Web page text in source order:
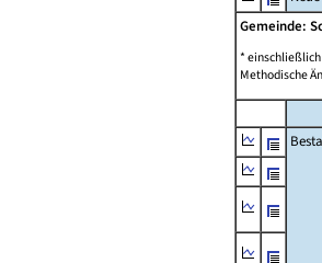
Gemeinde:
*
Methodische